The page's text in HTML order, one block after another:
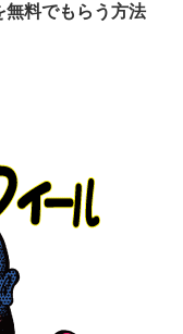
無料でもらう方法